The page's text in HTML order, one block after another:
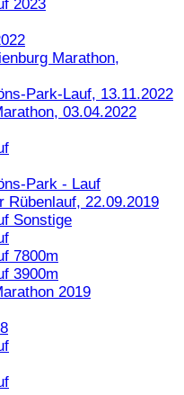
2023
Marathon,
Park-Lauf, 13.11.2022
03.04.2022
Park - Lauf
Rübenlauf, 22.09.2019
Sonstige
7800m
3900m
2019